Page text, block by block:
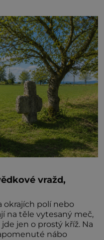
vražd,
okrajích polí nebo
na těle vytesaný meč,
jen o prostý kříž. Na
nábo